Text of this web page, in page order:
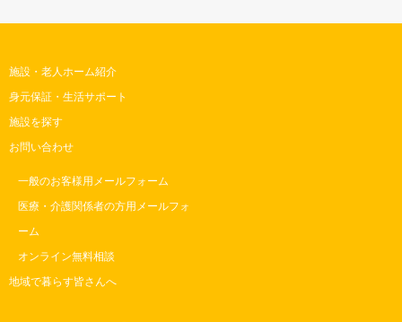
施設・老人ホーム紹介
身元保証・生活サポート
施設を探す
お問い合わせ
一般のお客様用メールフォーム
医療・介護関係者の方用メールフォ
ーム
オンライン無料相談
地域で暮らす皆さんへ